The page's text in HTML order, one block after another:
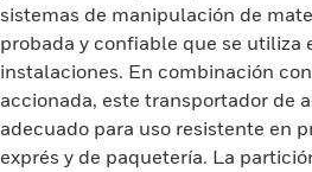
sistemas de manipulación de
probada y confiable que se utiliza
instalaciones. En combinación
accionada, este transportador de
adecuado para uso resistente en
exprés y de paquetería. La